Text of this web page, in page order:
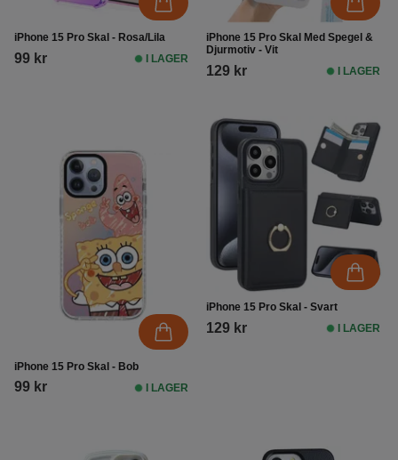
iPhone 15 Pro Skal - Rosa/Lila
99 kr I LAGER
iPhone 15 Pro Skal Med Spegel &
Djurmotiv - Vit
129 kr I LAGER
iPhone 15 Pro Skal - Bob
99 kr I LAGER
iPhone 15 Pro Skal - Svart
129 kr I LAGER